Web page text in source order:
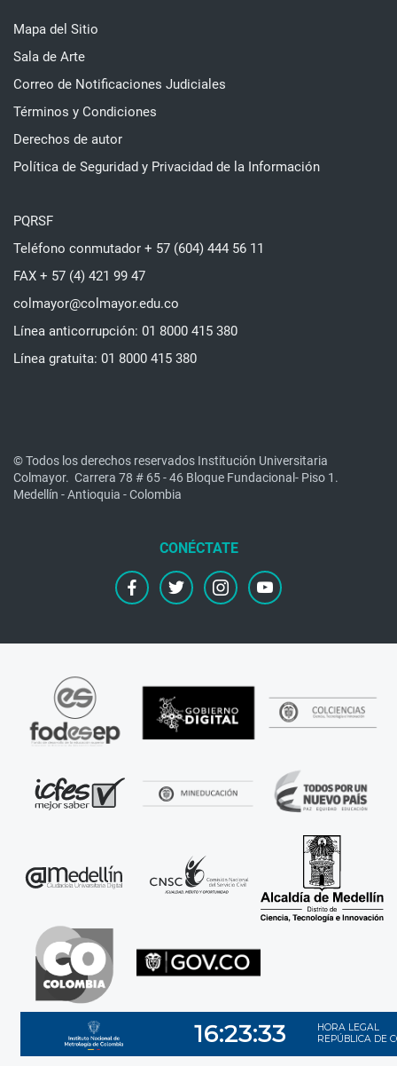
Mapa del Sitio
Sala de Arte
Correo de Notificaciones Judiciales
Términos y Condiciones
Derechos de autor
Política de Seguridad y Privacidad de la Información
PQRSF
Teléfono conmutador + 57 (604) 444 56 11
FAX + 57 (4) 421 99 47
colmayor@colmayor.edu.co
Línea anticorrupción: 01 8000 415 380
Línea gratuita: 01 8000 415 380
© Todos los derechos reservados Institución Universitaria
Colmayor. Carrera 78 # 65 - 46 Bloque Fundacional- Piso 1.
Medellín - Antioquia - Colombia